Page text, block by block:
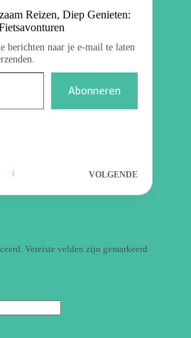
Reizen, Diep Genieten:
berichten naar je e-mail te laten
Abonneren
VOLGENDE
Vereiste velden zijn gemarkeerd